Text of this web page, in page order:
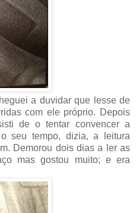
a duvidar que lesse de
com ele próprio. Depois
de o tentar convencer a
seu tempo, dizia, a leitura
Demorou dois dias a ler as
mas gostou muito; e era